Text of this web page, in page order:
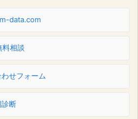
data.com
料相談
せフォーム
断